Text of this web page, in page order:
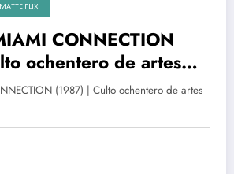
FLIX
CONNECTION
ochentero de artes
(1987) | Culto ochentero de artes